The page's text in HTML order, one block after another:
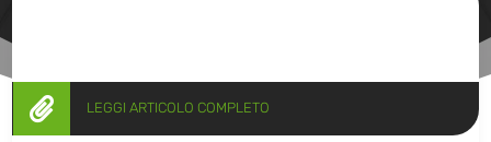
 LEGGI ARTICOLO COMPLETO